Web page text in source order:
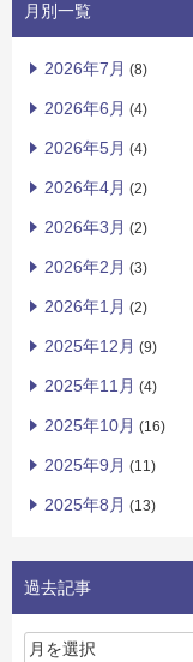
月別一覧
2026年7月 (8)
2026年6月 (4)
2026年5月 (4)
2026年4月 (2)
2026年3月 (2)
2026年2月 (3)
2026年1月 (2)
2025年12月 (9)
2025年11月 (4)
2025年10月 (16)
2025年9月 (11)
2025年8月 (13)
過去記事